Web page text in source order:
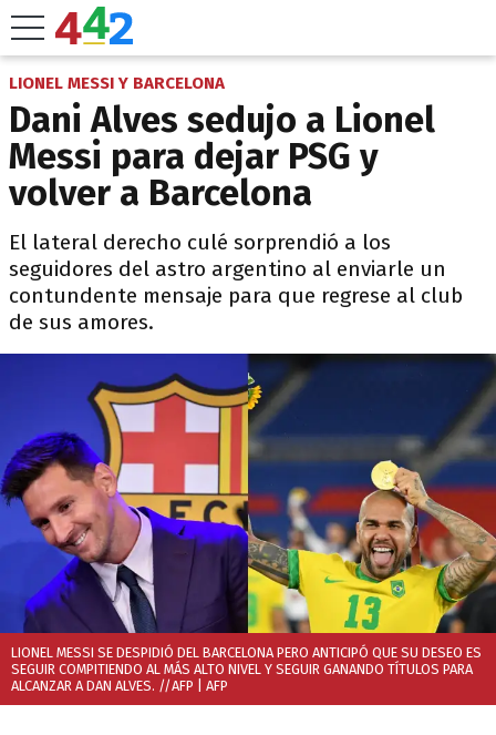
LIONEL MESSI Y BARCELONA
Dani Alves sedujo a Lionel
Messi para dejar PSG y
volver a Barcelona
El lateral derecho culé sorprendió a los
seguidores del astro argentino al enviarle un
contundente mensaje para que regrese al club
de sus amores.
LIONEL MESSI SE DESPIDIÓ DEL BARCELONA PERO ANTICIPÓ QUE SU DESEO ES
SEGUIR COMPITIENDO AL MÁS ALTO NIVEL Y SEGUIR GANANDO TÍTULOS PARA
ALCANZAR A DAN ALVES. //AFP | AFP